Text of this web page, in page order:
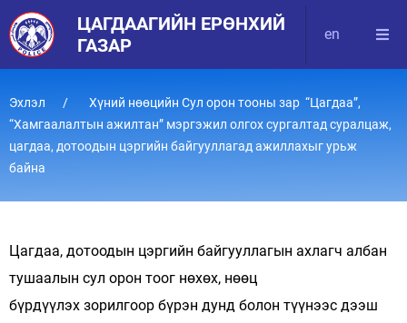
ЦАГДААГИЙН ЕРӨНХИЙ
ГАЗАР
en
Эхлэл
Хүний нөөцийн Сул орон тооны зар “Цагдаа”,
“Хамгаалалтын ажилтан” мэргэжил олгох сургалтад суралцаж,
цагдаа, дотоодын цэргийн байгууллагад ажиллахыг урьж
байна
Цагдаа, дотоодын цэргийн байгууллагын ахлагч албан
тушаалын сул орон тоог нөхөх, нөөц
бүрдүүлэх зорилгоор бүрэн дунд болон түүнээс дээш